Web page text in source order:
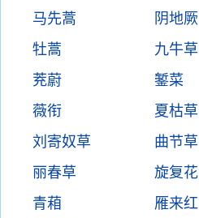
马先蒿
阴地厥
牡蒿
九牛草
茺蔚
錾菜
薇衔
夏枯草
刘寄奴草
曲节草
丽春草
旋复花
青葙
雁来红